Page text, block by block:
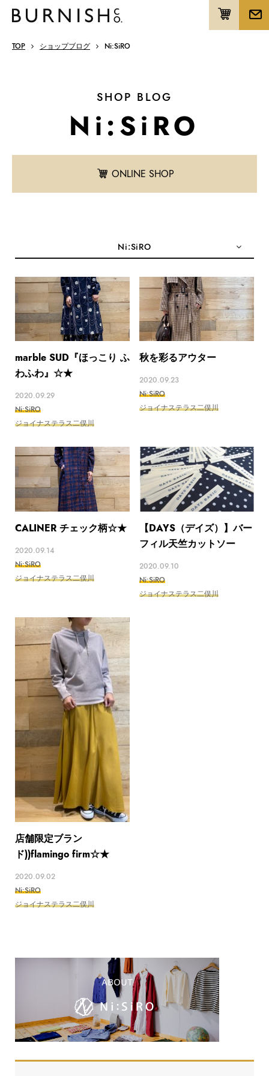
TOP ショップブログ Ni:SiRO
SHOP BLOG
Ni:SiRO
ONLINE SHOP
Ni:SiRO
marble SUD『ほっこり ふ
わふわ』☆★
2020.09.29
Ni:SiRO
ジョイナステラス二俣川
秋を彩るアウター
2020.09.23
Ni:SiRO
ジョイナステラス二俣川
CALINER チェック柄 ☆★
2020.09.14
Ni:SiRO
ジョイナステラス二俣川
【DAYS（デイズ）】バー
フィル天竺カットソー
2020.09.10
Ni:SiRO
ジョイナステラス二俣川
店舗限定ブラン
ド)) flamingo firm☆★
2020.09.02
Ni:SiRO
ジョイナステラス二俣川